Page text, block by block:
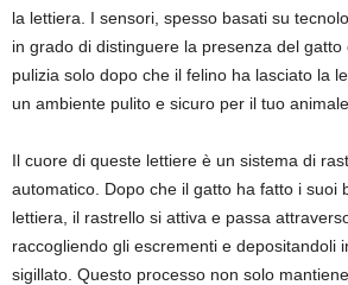
la lettiera. I sensori, spesso basati su
in grado di distinguere la presenza del gatto
pulizia solo dopo che il felino ha lasciato la
un ambiente pulito e sicuro per il tuo
Il cuore di queste lettiere è un sistema di
automatico. Dopo che il gatto ha fatto i suoi
lettiera, il rastrello si attiva e passa
raccogliendo gli escrementi e depositandoli
sigillato. Questo processo non solo